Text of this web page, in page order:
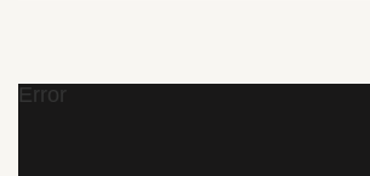
Error